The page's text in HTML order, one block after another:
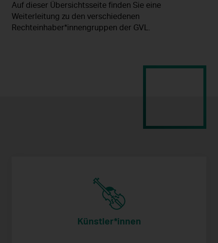
Auf dieser Übersichtsseite finden Sie eine
Weiterleitung zu den verschiedenen
Rechteinhaber*innengruppen der GVL.
Künstler*innen